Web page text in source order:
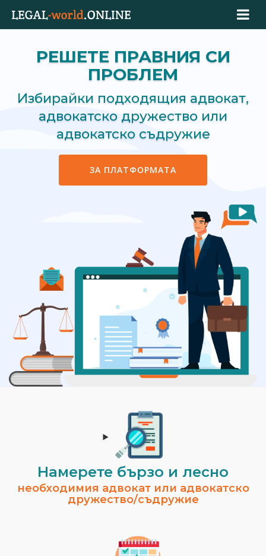
РЕШЕТЕ ПРАВНИЯ СИ
ПРОБЛЕМ
Избирайки подходящия адвокат,
адвокатско дружество или
адвокатско съдружие
ЗА ПЛАТФОРМАТА
Намерете бързо и лесно
необходимия адвокат или адвокатско
дружество/съдружие